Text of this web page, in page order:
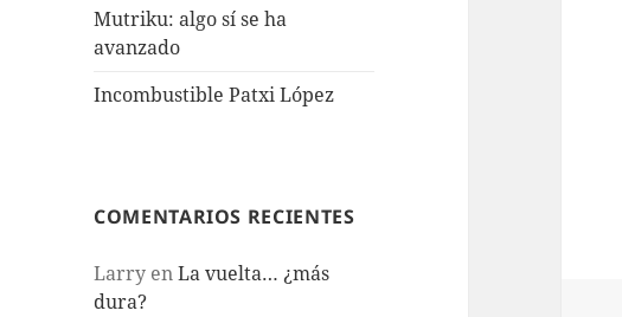
Mutriku: algo sí se ha
avanzado
Incombustible Patxi López
COMENTARIOS RECIENTES
Larry enLa vuelta… ¿más
dura?